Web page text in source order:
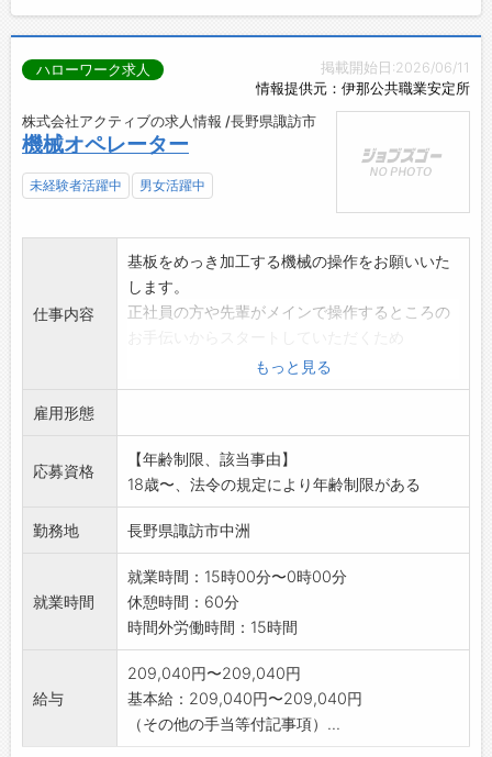
掲載開始日:2026/06/11
情報提供元：伊那公共職業安定所
ハローワーク求人
株式会社アクティブの求人情報 /長野県諏訪市
機械オペレーター
未経験者活躍中 男女活躍中
仕事内容
基板をめっき加工する機械の操作をお願いいた
します。
正社員の方や先輩がメインで操作するところの
操作に難しい内容はありません。
業務の変更範囲:変更なし
もっと見る
雇用形態
応募資格
【年齢制限、該当事由】
18歳〜、法令の規定により年齢制限がある
勤務地 長野県諏訪市中洲
就業時間
就業時間：15時00分〜0時00分
休憩時間：60分
時間外労働時間：15時間
給与
209,040円〜209,040円
基本給：209,040円〜209,040円
（その他の手当等付記事項）...